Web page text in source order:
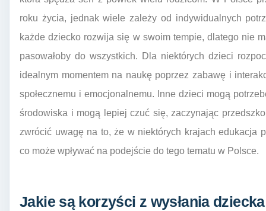
roku życia, jednak wiele zależy od indywidualnych
każde dziecko rozwija się w swoim tempie, dlatego nie
pasowałoby do wszystkich. Dla niektórych dzieci
idealnym momentem na naukę poprzez zabawę i
społecznemu i emocjonalnemu. Inne dzieci mogą
środowiska i mogą lepiej czuć się, zaczynając
zwrócić uwagę na to, że w niektórych krajach edukacja
co może wpływać na podejście do tego tematu w Polsce.
Jakie są korzyści z wysłania